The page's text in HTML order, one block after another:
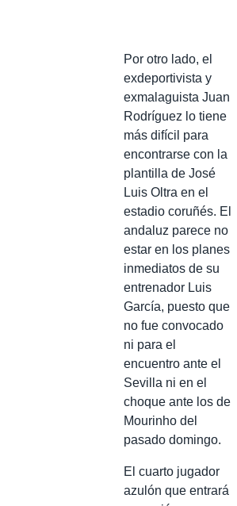
Por otro lado, el
exdeportivista y
exmalaguista Juan
Rodríguez lo tiene
más difícil para
encontrarse con la
plantilla de José
Luis Oltra en el
estadio coruñés. El
andaluz parece no
estar en los planes
inmediatos de su
entrenador Luis
García, puesto que
no fue convocado
ni para el
encuentro ante el
Sevilla ni en el
choque ante los de
Mourinho del
pasado domingo.
El cuarto jugador
azulón que entrará